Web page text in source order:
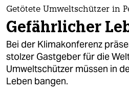
themen
politik
öko
gesellschaft
Getötete Umweltschützer in
Gefährlicher
Bei der Klimakonferenz
stolzer Gastgeber für die
Umweltschützer müssen in
Leben bangen.